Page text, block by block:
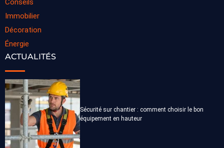
Conseils
Immobilier
Décoration
Énergie
ACTUALITÉS
Sécurité sur chantier : comment choisir le bon
équipement en hauteur